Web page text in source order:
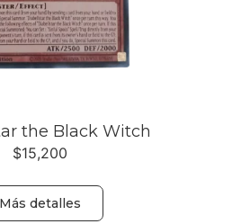
the Black Witch
$15,200
Más detalles